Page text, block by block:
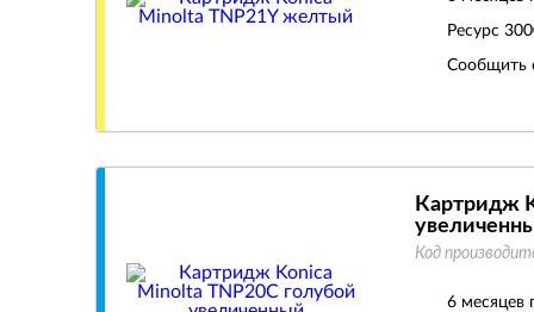
Ресурс
Сообщить
Картридж
Код
6 месяцев